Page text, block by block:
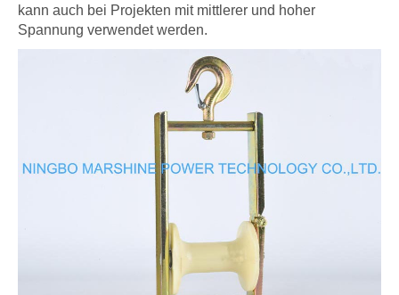
kann auch bei Projekten mit mittlerer und hoher
Spannung verwendet werden.